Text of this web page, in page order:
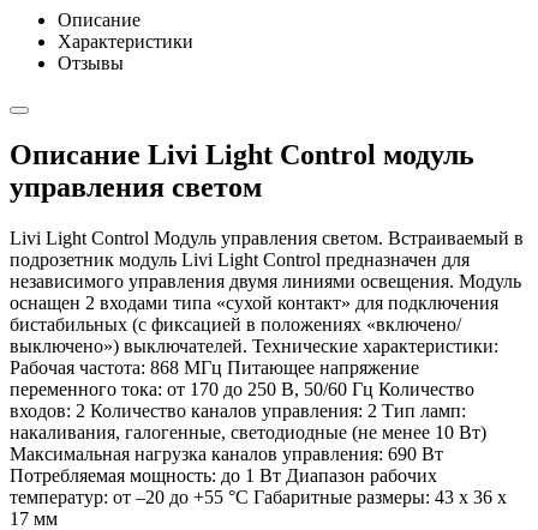
Описание
Характеристики
Отзывы
Описание Livi Light Control модуль
управления светом
Livi Light Control Модуль управления светом. Встраиваемый в
подрозетник модуль Livi Light Control предназначен для
независимого управления двумя линиями освещения. Модуль
оснащен 2 входами типа «сухой контакт» для подключения
бистабильных (с фиксацией в положениях «включено/
выключено») выключателей. Технические характеристики:
Рабочая частота: 868 МГц Питающее напряжение
переменного тока: от 170 до 250 В, 50/60 Гц Количество
входов: 2 Количество каналов управления: 2 Тип ламп:
накаливания, галогенные, светодиодные (не менее 10 Вт)
Максимальная нагрузка каналов управления: 690 Вт
Потребляемая мощность: до 1 Вт Диапазон рабочих
температур: от –20 до +55 °С Габаритные размеры: 43 х 36 х
17 мм